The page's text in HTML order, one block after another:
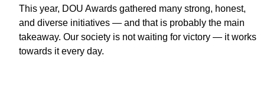
This year, DOU Awards gathered many strong, honest,
and diverse initiatives — and that is probably the main
takeaway. Our society is not waiting for victory — it works
towards it every day.